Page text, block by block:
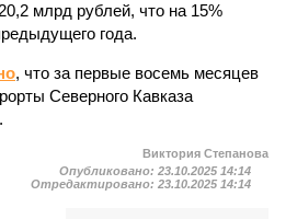
млрд рублей, что на 15%
года.
, что за первые восемь месяцев
Северного Кавказа
Виктория Степанова
Опубликовано: 23.10.2025 14:14
Отредактировано: 23.10.2025 14:14